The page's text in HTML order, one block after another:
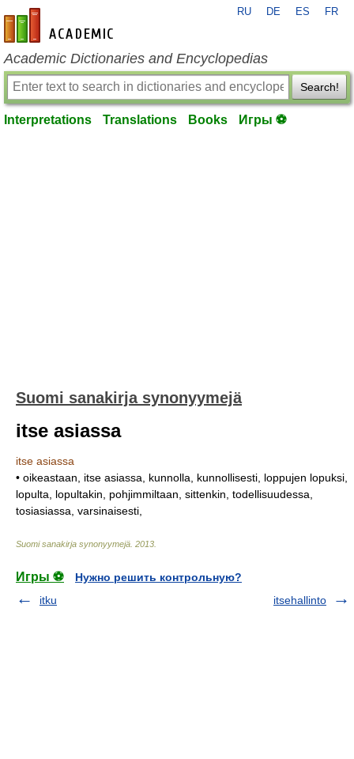
en-academic.com
RU DE ES FR
Academic Dictionaries and Encyclopedias
Search!
Interpretations Translations Books Игры ⚽
Suomi sanakirja synonyymejä
itse asiassa
itse asiassa
• oikeastaan, itse asiassa, kunnolla, kunnollisesti, loppujen lopuksi,
lopulta, lopultakin, pohjimmiltaan, sittenkin, todellisuudessa,
tosiasiassa, varsinaisesti,
Suomi sanakirja synonyymejä 2013
Игры ⚽
Нужно решить контрольную?
itku
itsehallinto